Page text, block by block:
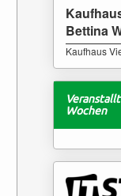
Bettina
Kaufhaus
Wochen